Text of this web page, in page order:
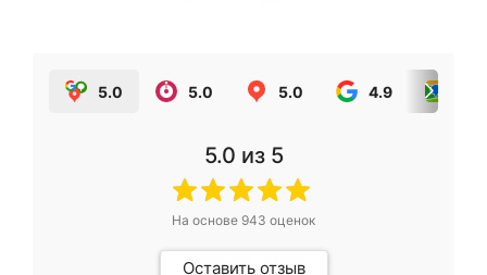
5.0 5.0 5.0 4.9
5.0 из 5
На основе 943 оценок
Оставить отзыв